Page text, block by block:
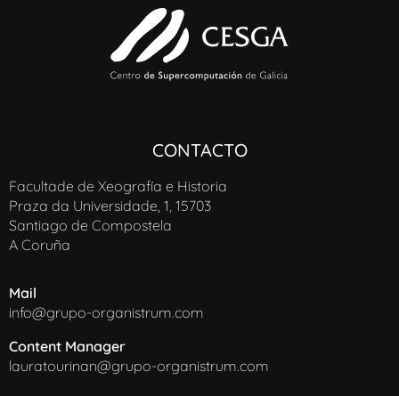
CONTACTO
Facultade de Xeografía e Historia
Praza da Universidade, 1, 15703
Santiago de Compostela
A Coruña
Mail
info@grupo-organistrum.com
Content Manager
lauratourinan@grupo-organistrum.com